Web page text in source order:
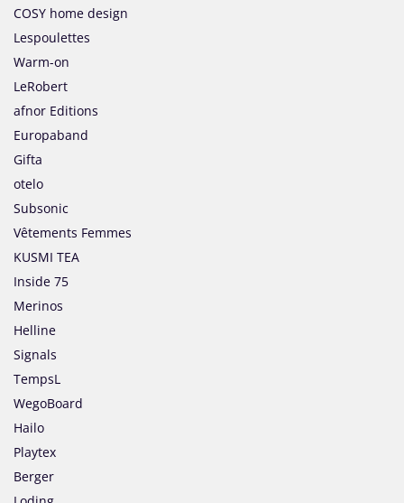
COSY home design
Lespoulettes
Warm-on
LeRobert
afnor Editions
Europaband
Gifta
otelo
Subsonic
Vêtements Femmes
KUSMI TEA
Inside 75
Merinos
Helline
Signals
TempsL
WegoBoard
Hailo
Playtex
Berger